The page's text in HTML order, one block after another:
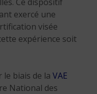
exercé une
visée
expérience soit
biais de la VAE
National des